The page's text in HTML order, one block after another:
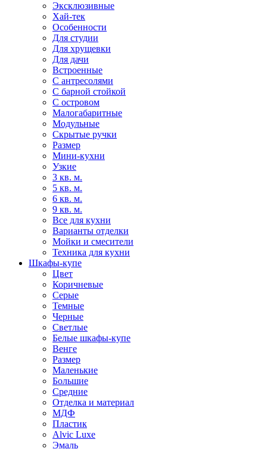
Эксклюзивные
Хай-тек
Особенности
Для студии
Для хрущевки
Для дачи
Встроенные
С антресолями
С барной стойкой
С островом
Малогабаритные
Модульные
Скрытые ручки
Размер
Мини-кухни
Узкие
3 кв. м.
5 кв. м.
6 кв. м.
9 кв. м.
Все для кухни
Варианты отделки
Мойки и смесители
Техника для кухни
Шкафы-купе
Цвет
Коричневые
Серые
Темные
Черные
Светлые
Белые шкафы-купе
Венге
Размер
Маленькие
Большие
Средние
Отделка и материал
МДФ
Пластик
Alvic Luxe
Эмаль